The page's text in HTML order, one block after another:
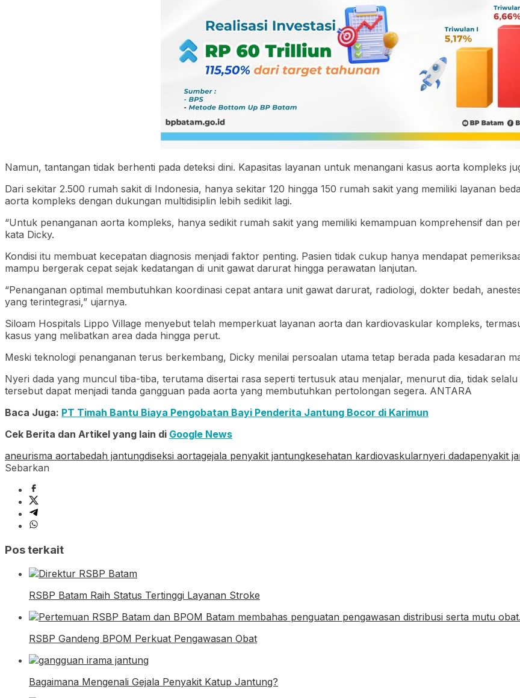
Namun, tantangan tidak berhenti pada deteksi dini. Kapasitas layanan untuk menangani kasus aorta kompleks
Dari sekitar 2.500 rumah sakit di Indonesia, hanya sekitar 120 hingga 150 rumah sakit yang memiliki layanan
aorta kompleks dengan dukungan multidisiplin lebih sedikit lagi.
“Untuk penanganan aorta kompleks, hanya sedikit rumah sakit yang memiliki kemampuan komprehensif dan
kata Dicky.
Kondisi itu membuat kecepatan diagnosis menjadi faktor penting. Pasien tidak cukup hanya mendapat
mampu bergerak cepat sejak kedatangan di unit gawat darurat hingga perawatan lanjutan.
“Penanganan optimal membutuhkan koordinasi cepat antara unit gawat darurat, radiologi, dokter bedah,
yang terintegrasi,” ujarnya.
Siloam Hospitals Lippo Village menyebut telah memperkuat layanan aorta dan kardiovaskular kompleks,
kasus yang melibatkan area dada hingga perut.
Meski teknologi penanganan terus berkembang, Dicky menilai persoalan utama tetap berada pada kesadaran
Nyeri dada yang muncul tiba-tiba, terutama disertai rasa seperti tertusuk atau menjalar, menurut dia, tidak
tersebut dapat menjadi tanda gangguan pada aorta yang membutuhkan pertolongan segera. ANTARA
Baca Juga: PT Timah Bantu Biaya Pengobatan Bayi Penderita Jantung Bocor di Karimun
Cek Berita dan Artikel yang lain di Google News
aneurisma aortabedah jantungdiseksi aortagejala penyakit jantungkesehatan kardiovaskularnyeri dadapenyakit
Sebarkan
Pos terkait
RSBP Batam Raih Status Tertinggi Layanan Stroke
RSBP Gandeng BPOM Perkuat Pengawasan Obat
Bagaimana Mengenali Gejala Penyakit Katup Jantung?